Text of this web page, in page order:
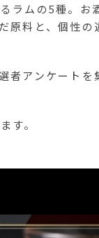
ラムの5種。お
原料と、個性の
者アンケートを
す。